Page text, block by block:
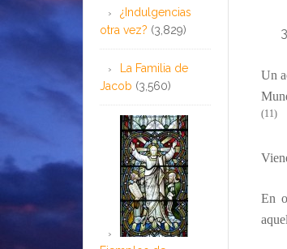
Un
(11)
En
¿Indulgencias
otra vez? (3,829)
La Familia de
Jacob (3,560)